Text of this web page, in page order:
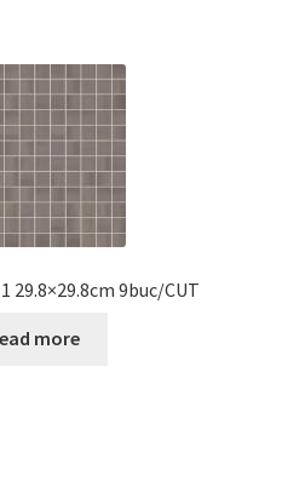
29.8×29.8cm 9buc/CUT
more